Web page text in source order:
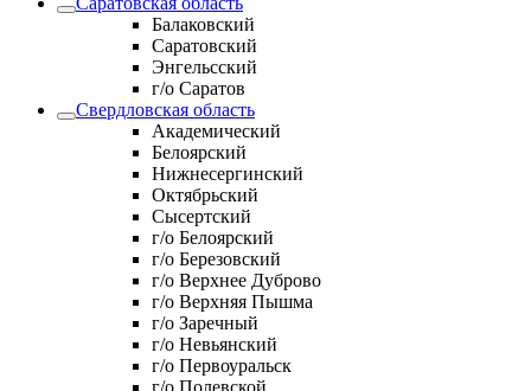
Балаковский
Саратовский
Энгельсский
г/о Саратов
Свердловская область
Академический
Белоярский
Нижнесергинский
Октябрьский
Сысертский
г/о Белоярский
г/о Березовский
г/о Верхнее Дуброво
г/о Верхняя Пышма
г/о Заречный
г/о Невьянский
г/о Первоуральск
г/о Полевской